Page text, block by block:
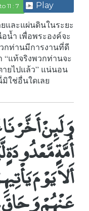
11 : 7 Play
และแผ่นดินในระยะ
น้ำ เพื่อพระองค์จะ
กท่านมีการงานที่ดี
“แท้จริงพวกท่านจะ
ยไปแล้ว” แน่นอน
ใช่อื่นใดเลย
وَلَئِنْ
أُمَّةٍ
أَلاَ يَوْمَ
عَنْهُمْ وَحَاقَ